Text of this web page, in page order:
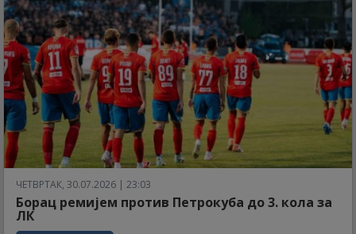
ЧЕТВРТАК, 30.07.2026 | 23:03
Борац ремијем против Петрокуба до 3. кола за
ЛК